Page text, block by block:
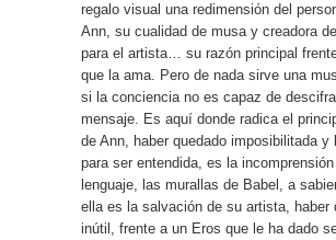
regalo visual una redimensión del
Ann, su cualidad de musa y creadora
para el artista… su razón principal
que la ama. Pero de nada sirve una
si la conciencia no es capaz de
mensaje. Es aquí donde radica el
de Ann, haber quedado imposibilitada y
para ser entendida, es la incomprensión
lenguaje, las murallas de Babel, a
ella es la salvación de su artista, haber
inútil, frente a un Eros que le ha dado